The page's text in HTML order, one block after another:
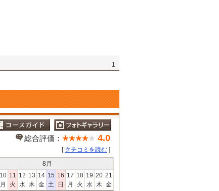
1
総合評価： 4.0
[ クチコミを読む ]
8 月
10
月
11
火
12
水
13
木
14
金
15
土
16
日
17
月
18
火
19
水
20
木
21
金